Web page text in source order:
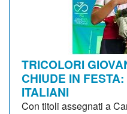
TRICOLORI
CHIUDE IN
ITALIANI
Con titoli assegnati a